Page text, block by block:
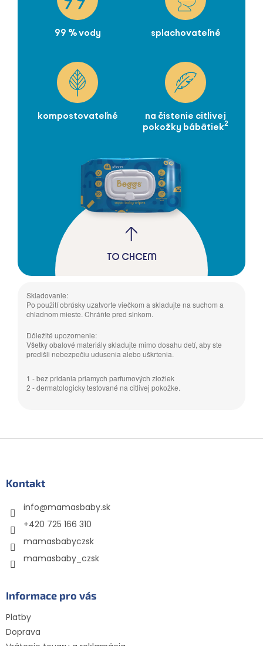
99 % vody splachovateľné
kompostovateľné
na čistenie citlivej
pokožky bábätiek2
TO CHCEM
Skladovanie:
Po použití obrúsky uzatvorte viečkom a skladujte na suchom a
chladnom mieste. Chráňte pred slnkom.
Dôležité upozornenie:
Všetky obalové materiály skladujte mimo dosahu detí, aby ste
predišli nebezpečiu udusenia alebo uškrtenia.
1 - bez pridania priamych parfumových zložiek
2 - dermatologicky testované na citlivej pokožke.
Kontakt
info@mamasbaby.sk
+420 725 166 310
mamasbabyczsk
mamasbaby_czsk
Informace pro vás
Platby
Doprava